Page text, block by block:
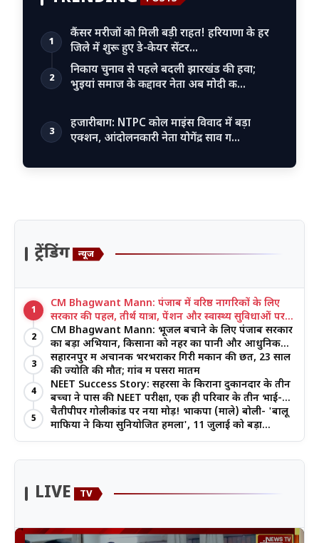
1
कैंसर मरीजों को मिली बड़ी राहत! हरियाणा के हर
जिले में शुरू हुए डे-केयर सेंटर…
2
निकाय चुनाव से पहले बदली झारखंड की हवा;
भुइयां समाज के कद्दावर नेता अब मोदी क…
3
हजारीबाग: NTPC कोल माइंस विवाद में बड़ा
एक्शन, आंदोलनकारी नेता योगेंद्र साव ग…
ट्रेंडिंग न्यूज
1
CM Bhagwant Mann: पंजाब में वरिष्ठ नागरिकों के लिए
सरकार की पहल, तीर्थ यात्रा, पेंशन और स्वास्थ्य सुविधाओं पर
जोर
2
CM Bhagwant Mann: भूजल बचाने के लिए पंजाब सरकार
का बड़ा अभियान, किसानों को नहर का पानी और आधुनिक
खेती का मिल रहा लाभ
3
सहारनपुर में अचानक भरभराकर गिरी मकान की छत, 23 साल
की ज्योति की मौत; गांव में पसरा मातम
4
NEET Success Story: सहरसा के किराना दुकानदार के तीन
बच्चों ने पास की NEET परीक्षा, एक ही परिवार के तीन भाई-
बहनों ने रचा इतिहास
5
चैतीपीपर गोलीकांड पर नया मोड़! भाकपा (माले) बोली- 'बालू
माफिया ने किया सुनियोजित हमला', 11 जुलाई को बड़ा
आंदोलन
LIVE TV